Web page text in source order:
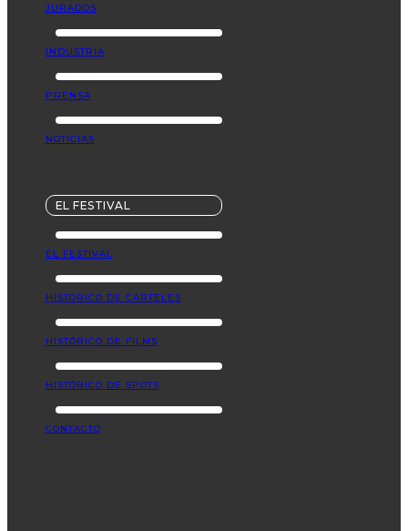
JURADOS
INDUSTRIA
PRENSA
NOTICIAS
EL FESTIVAL
EL FESTIVAL
HISTÓRICO DE CARTELES
HISTÓRICO DE FILMS
HISTÓRICO DE SPOTS
CONTACTO